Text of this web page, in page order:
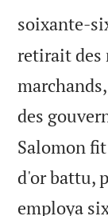
soixante-
retirait des
des
Salomon
d'or battu,
employa